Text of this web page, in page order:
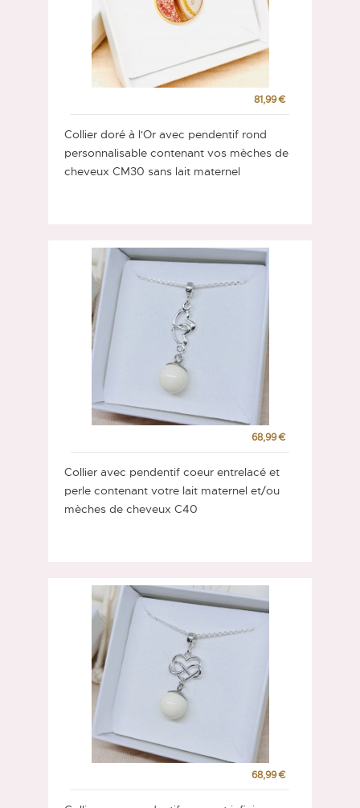
Collier doré à l'Or avec pendentif rond
personnalisable contenant vos mèches de
cheveux CM30 sans lait maternel
81,99 €
Collier avec pendentif coeur entrelacé et
perle contenant votre lait maternel et/ou
mèches de cheveux C40
68,99 €
68,99 €